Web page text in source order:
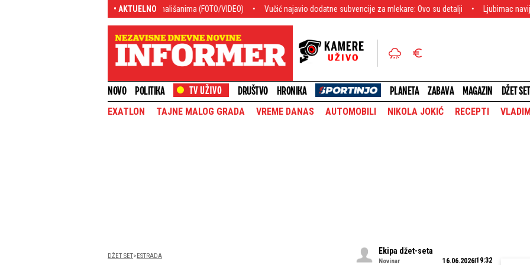
• AKTUELNO
nakon druženja sa mališanima (FOTO/VIDEO) Vučić najavio dodatne subvencije za mlekare: Ovo su detalji Ljubimac navijača se vraća u
NOVO POLITIKA DRUŠTVO HRONIKA PLANETA ZABAVA MAGAZIN DŽET SET
EXATLON TAJNE MALOG GRADA VREME DANAS AUTOMOBILI NIKOLA JOKIĆ RECEPTI
DŽET SET ESTRADA
Ekipa džet-seta
Novinar 16.06.2026 19:32